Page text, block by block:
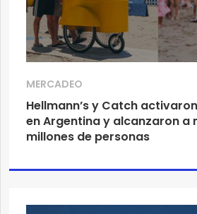
MERCADEO
Hellmann’s y Catch activaron
en Argentina y alcanzaron a
millones de personas